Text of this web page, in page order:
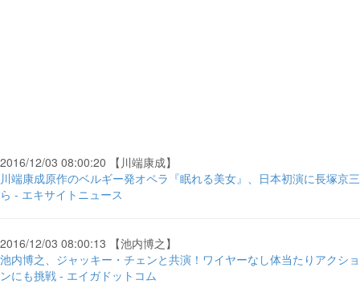
2016/12/03 08:00:20 【川端康成】
川端康成原作のベルギー発オペラ『眠れる美女』、日本初演に長塚京三
ら - エキサイトニュース
2016/12/03 08:00:13 【池内博之】
池内博之、ジャッキー・チェンと共演！ワイヤーなし体当たりアクショ
ンにも挑戦 - エイガドットコム